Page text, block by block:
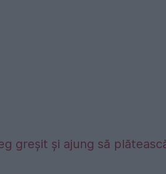
greșit și ajung să